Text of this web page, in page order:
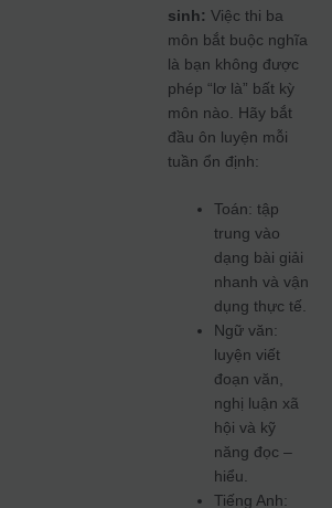
sinh: Việc thi ba
môn bắt buộc nghĩa
là bạn không được
phép “lơ là” bất kỳ
môn nào. Hãy bắt
đầu ôn luyện mỗi
tuần ổn định:
Toán: tập
trung vào
dạng bài giải
nhanh và vận
dụng thực tế.
Ngữ văn:
luyện viết
đoạn văn,
nghị luận xã
hội và kỹ
năng đọc –
hiểu.
Tiếng Anh: